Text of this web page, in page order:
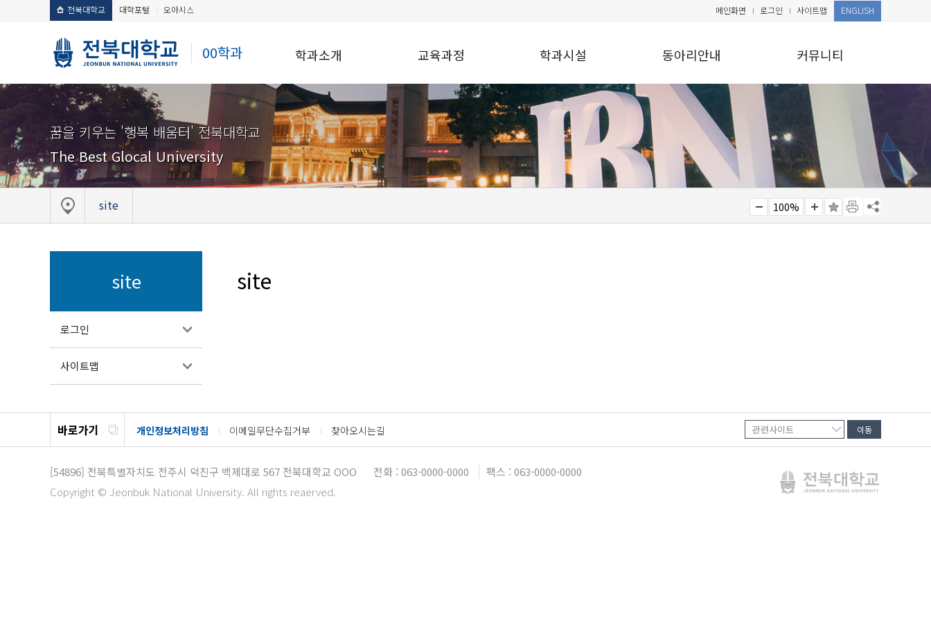
전북대학교 대학포털 오아시스
00학과
메인화면 로그인 사이트맵 ENGLISH
학과소개 교육과정 학과시설 동아리안내 커뮤니티
꿈을 키우는 '행복 배움터' 전북대학교
The Best Glocal University
site 100%
site
로그인
사이트맵
site
바로가기 개인정보처리방침 이메일무단수집거부 찾아오시는길
[54896] 전북특별자치도 전주시 덕진구 백제대로 567 전북대학교 OOO 전화 : 063-0000-0000
팩스 : 063-0000-0000
Copyright © Jeonbuk National University. All rights reaerved.